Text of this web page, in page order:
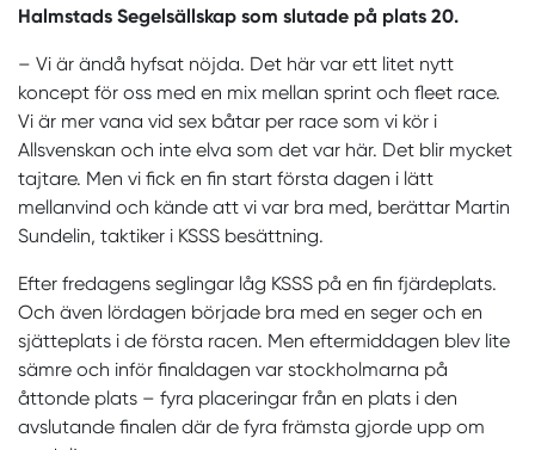
Halmstads Segelsällskap som slutade på plats 20.
– Vi är ändå hyfsat nöjda. Det här var ett litet nytt
koncept för oss med en mix mellan sprint och fleet race.
Vi är mer vana vid sex båtar per race som vi kör i
Allsvenskan och inte elva som det var här. Det blir mycket
tajtare. Men vi fick en fin start första dagen i lätt
mellanvind och kände att vi var bra med, berättar Martin
Sundelin, taktiker i KSSS besättning.
Efter fredagens seglingar låg KSSS på en fin fjärdeplats.
Och även lördagen började bra med en seger och en
sjätteplats i de första racen. Men eftermiddagen blev lite
sämre och inför finaldagen var stockholmarna på
åttonde plats – fyra placeringar från en plats i den
avslutande finalen där de fyra främsta gjorde upp om